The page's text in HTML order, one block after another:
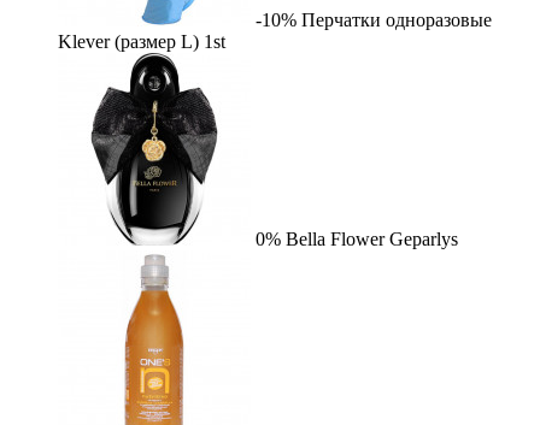
-10% Перчатки одноразовые
Klever (размер L) 1st
0% Bella Flower Geparlys